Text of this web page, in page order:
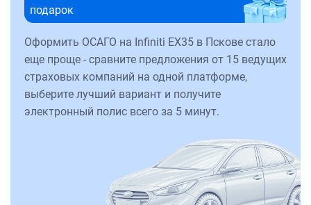
подарок
Оформить ОСАГО на Infiniti EX35 в Пскове стало
еще проще - сравните предложения от 15 ведущих
страховых компаний на одной платформе,
выберите лучший вариант и получите
электронный полис всего за 5 минут.